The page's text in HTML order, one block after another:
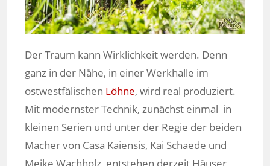
Der Traum kann Wirklichkeit werden. Denn
ganz in der Nähe, in einer Werkhalle im
ostwestfälischen Löhne, wird real produziert.
Mit modernster Technik, zunächst einmal in
kleinen Serien und unter der Regie der beiden
Macher von Casa Kaiensis, Kai Schaede und
Meike Wachholz, entstehen derzeit Häuser